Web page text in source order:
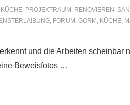
KÜCHE, PROJEKTRAUM , RENOVIEREN ,
, FORUM , GORM , KÜCHE,
und die Arbeiten scheinbar
Beweisfotos …